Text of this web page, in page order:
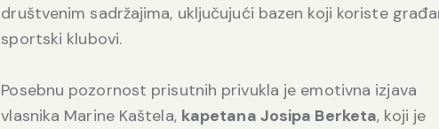
društvenim sadržajima, uključujući bazen koji koriste
sportski klubovi.
Posebnu pozornost prisutnih privukla je emotivna izjava
vlasnika Marine Kaštela, kapetana Josipa Berketa, koji je